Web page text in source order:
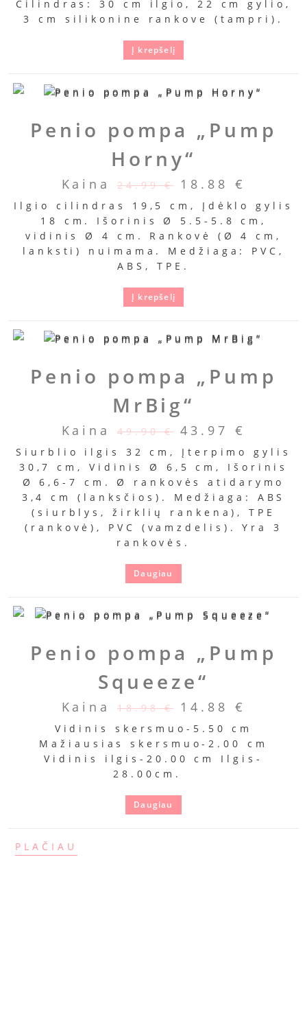
Cilindras: 30 cm ilgio, 22 cm gylio,
3 cm silikonine rankove (tampri).
Į krepšelį
Penio pompa „Pump
Horny“
Kaina 24.99€ 18.88 €
Ilgio cilindras 19,5 cm, Įdėklo gylis
18 cm. Išorinis Ø 5.5-5.8 cm,
vidinis Ø 4 cm. Rankovė (Ø 4 cm,
lanksti) nuimama. Medžiaga: PVC,
ABS, TPE.
Į krepšelį
Penio pompa „Pump
MrBig“
Kaina 49.90€ 43.97 €
Siurblio ilgis 32 cm, Įterpimo gylis
30,7 cm, Vidinis Ø 6,5 cm, Išorinis
Ø 6,6-7 cm. Ø rankovės atidarymo
3,4 cm (lanksčios). Medžiaga: ABS
(siurblys, žirklių rankena), TPE
(rankovė), PVC (vamzdelis). Yra 3
rankovės.
Daugiau
Penio pompa „Pump
Squeeze“
Kaina 18.98€ 14.88 €
Vidinis skersmuo-5.50 cm
Mažiausias skersmuo-2.00 cm
Vidinis ilgis-20.00 cm Ilgis-
28.00cm.
Daugiau
PLAČIAU